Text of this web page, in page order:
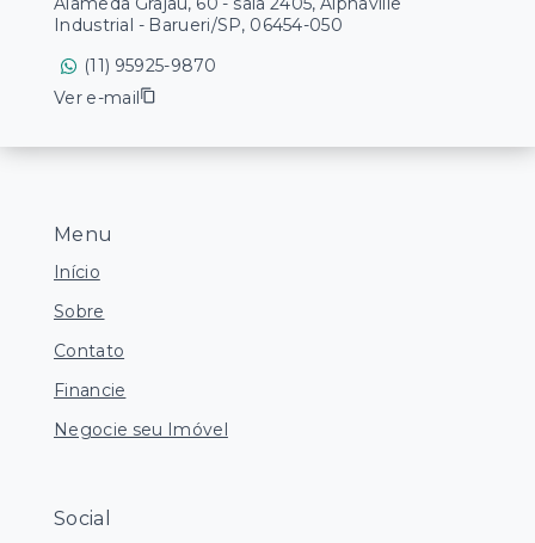
Menu
Início
Sobre
Contato
Financie
Negocie seu Imóvel
Social
Industrial - Barueri/SP, 06454-050
(11) 95925-9870
Ver e-mail